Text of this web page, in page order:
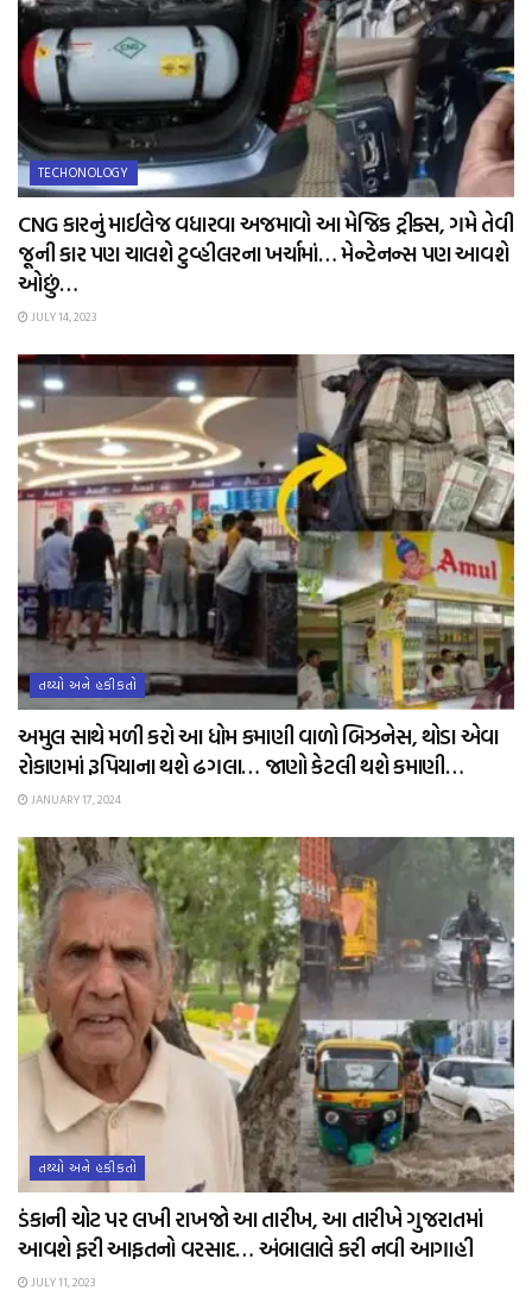
TECHONOLOGY
CNG કારનું માઈલેજ વધારવા અજમાવો આ મેજિક ટ્રીક્સ, ગમે તેવી
જૂની કાર પણ ચાલશે ટુવ્હીલરના ખર્ચામાં… મેન્ટેનન્સ પણ આવશે
ઓછું…
JULY 14, 2023
તથ્યો અને હકીકતો
અમુલ સાથે મળી કરો આ ધોમ કમાણી વાળો બિઝનેસ, થોડા એવા
રોકાણમાં રૂપિયાના થશે ઢગલા… જાણો કેટલી થશે કમાણી…
JANUARY 17, 2024
તથ્યો અને હકીકતો
ડંકાની ચોટ પર લખી રાખજો આ તારીખ, આ તારીખે ગુજરાતમાં
આવશે ફરી આફતનો વરસાદ… અંબાલાલે કરી નવી આગાહી
JULY 11, 2023